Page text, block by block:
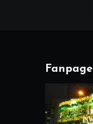
Fanpage